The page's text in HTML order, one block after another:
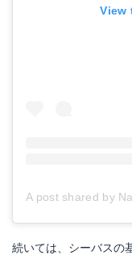
View
A post shared by
続いては、シーバスの